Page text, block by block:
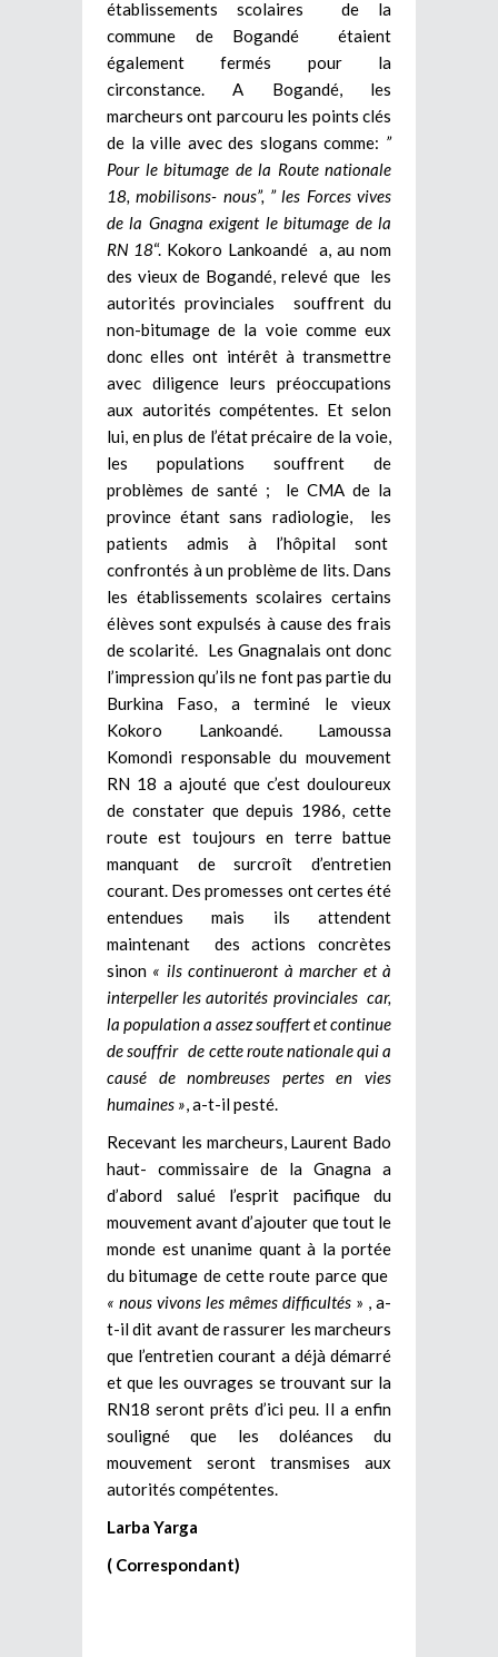
établissements scolaires de la
commune de Bogandé étaient
également fermés pour la
circonstance. A Bogandé, les
marcheurs ont parcouru les points clés
de la ville avec des slogans comme: ”
Pour le bitumage de la Route nationale
18, mobilisons- nous”, ” les Forces vives
de la Gnagna exigent le bitumage de la
RN 18“. Kokoro Lankoandé a, au nom
des vieux de Bogandé, relevé que les
autorités provinciales souffrent du
non-bitumage de la voie comme eux
donc elles ont intérêt à transmettre
avec diligence leurs préoccupations
aux autorités compétentes. Et selon
lui, en plus de l’état précaire de la voie,
les populations souffrent de
problèmes de santé ; le CMA de la
province étant sans radiologie, les
patients admis à l’hôpital sont
confrontés à un problème de lits. Dans
les établissements scolaires certains
élèves sont expulsés à cause des frais
de scolarité. Les Gnagnalais ont donc
l’impression qu’ils ne font pas partie du
Burkina Faso, a terminé le vieux
Kokoro Lankoandé. Lamoussa
Komondi responsable du mouvement
RN 18 a ajouté que c’est douloureux
de constater que depuis 1986, cette
route est toujours en terre battue
manquant de surcroît d’entretien
courant. Des promesses ont certes été
entendues mais ils attendent
maintenant des actions concrètes
sinon « ils continueront à marcher et à
interpeller les autorités provinciales car,
la population a assez souffert et continue
de souffrir de cette route nationale qui a
causé de nombreuses pertes en vies
humaines » , a-t-il pesté.
Recevant les marcheurs, Laurent Bado
haut- commissaire de la Gnagna a
d’abord salué l’esprit pacifique du
mouvement avant d’ajouter que tout le
monde est unanime quant à la portée
du bitumage de cette route parce que
« nous vivons les mêmes difficultés » , a-
t-il dit avant de rassurer les marcheurs
que l’entretien courant a déjà démarré
et que les ouvrages se trouvant sur la
RN18 seront prêts d’ici peu. Il a enfin
souligné que les doléances du
mouvement seront transmises aux
autorités compétentes.
Larba Yarga
( Correspondant)